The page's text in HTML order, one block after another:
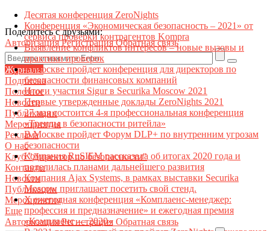
Поделитесь с друзьями:
АвторизацияРегистрацияОбратная связь
Журналы
Подписка
Полезное
Новости
Публикации
Мероприятия
Реклама
О нас
Клуб "Директор по безопасности"
Контакты
Новости
Публикации
Мероприятия
Еще
АвторизацияРегистрация Обратная связь
Десятая конференция ZeroNights
Конференция «Экономическая безопасность – 2021» от
сервиса проверки контрагентов Kompra
Выявление конфликтов интересов – новые вызовы и
практики проверок
В Москве пройдет конференция для директоров по
безопасности финансовых компаний
Итоги участия Sigur в Securika Moscow 2021
Первые утвержденные доклады ZeroNights 2021
27 мая состоится 4-я профессиональная конференция
«Тренды в безопасности ритейла»
В Москве пройдет Форум DLP+ по внутренним угрозам
безопасности
Компания RuSIEM рассказала об итогах 2020 года и
поделилась планами дальнейшего развития
Компания Ajax Systems, в рамках выставки Securika
Moscow приглашает посетить свой стенд.
X ежегодная конференция «Комплаенс-менеджер:
профессия и предназначение» и ежегодная премия
«Комплаенс — 2020»